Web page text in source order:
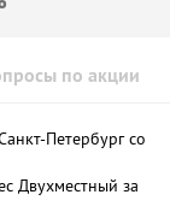
по акции
Петербург со
Двухместный за